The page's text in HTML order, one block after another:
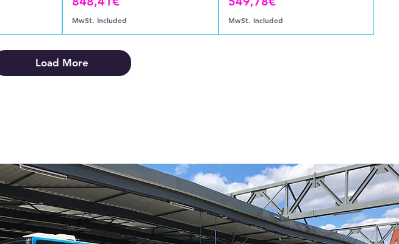
MwSt. Included MwSt. Included
Load More